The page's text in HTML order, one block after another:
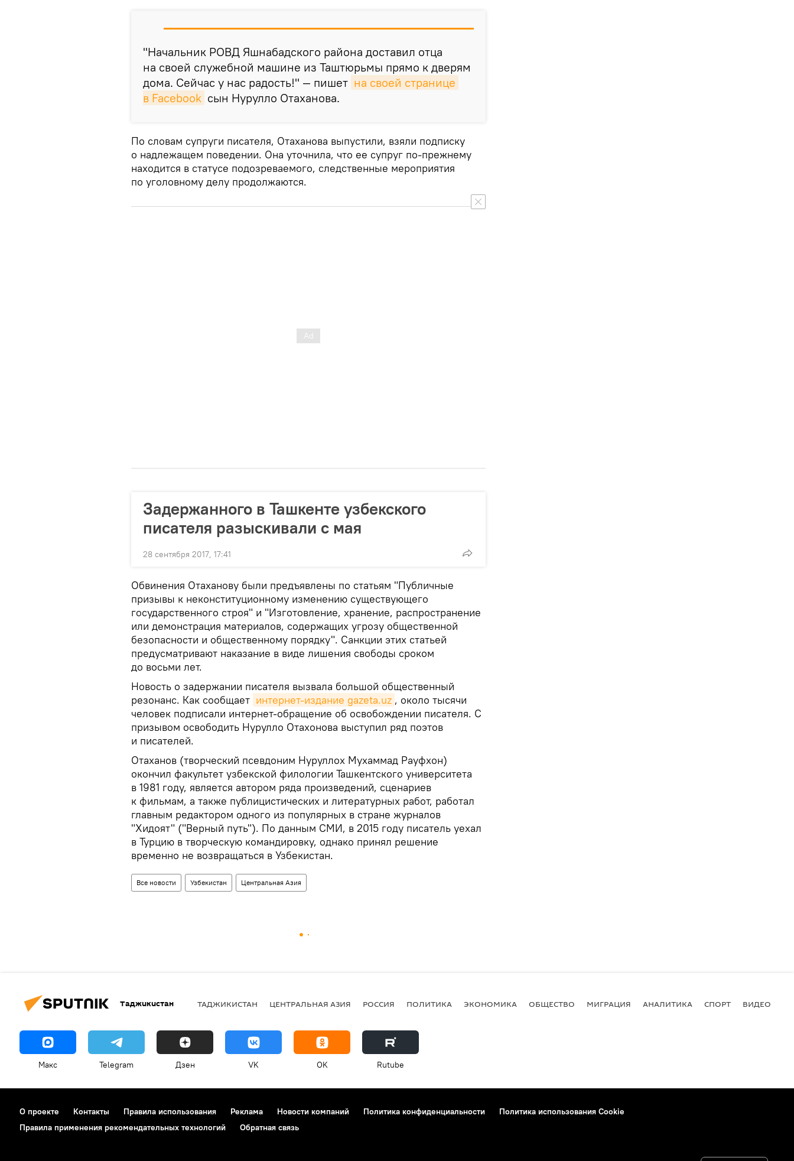
"Начальник РОВД Яшнабадского района доставил отца
на своей служебной машине из Таштюрьмы прямо к дверям
дома. Сейчас у нас радость!" — пишет на своей странице
в Facebook сын Нурулло Отаханова.
По словам супруги писателя, Отаханова выпустили, взяли подписку
о надлежащем поведении. Она уточнила, что ее супруг по-прежнему
находится в статусе подозреваемого, следственные мероприятия
по уголовному делу продолжаются.
Задержанного в Ташкенте узбекского
писателя разыскивали с мая
28 сентября 2017, 17:41
Обвинения Отаханову были предъявлены по статьям "Публичные
призывы к неконституционному изменению существующего
государственного строя" и "Изготовление, хранение, распространение
или демонстрация материалов, содержащих угрозу общественной
безопасности и общественному порядку". Санкции этих статьей
предусматривают наказание в виде лишения свободы сроком
до восьми лет.
Новость о задержании писателя вызвала большой общественный
резонанс. Как сообщает интернет-издание gazeta.uz , около тысячи
человек подписали интернет-обращение об освобождении писателя. С
призывом освободить Нурулло Отахонова выступил ряд поэтов
и писателей.
Отаханов (творческий псевдоним Нуруллох Мухаммад Рауфхон)
окончил факультет узбекской филологии Ташкентского университета
в 1981 году, является автором ряда произведений, сценариев
к фильмам, а также публицистических и литературных работ, работал
главным редактором одного из популярных в стране журналов
"Хидоят" ("Верный путь"). По данным СМИ, в 2015 году писатель уехал
в Турцию в творческую командировку, однако принял решение
временно не возвращаться в Узбекистан.
Все новости Узбекистан Центральная Азия
Таджикистан ТАДЖИКИСТАН ЦЕНТРАЛЬНАЯ АЗИЯ РОССИЯ ПОЛИТИКА ЭКОНОМИКА ОБЩЕСТВО МИГРАЦИЯ АНАЛИТИКА СПОРТ ВИДЕО
Макс Telegram Дзен VK OK Rutube
О проекте Контакты Правила использования Реклама Новости компаний Политика конфиденциальности
Политика использования Cookie
Правила применения рекомендательных технологий
Обратная связь